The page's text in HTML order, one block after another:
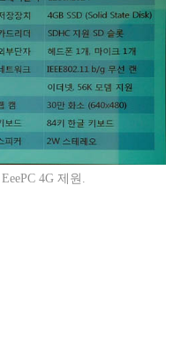
4G 제원.